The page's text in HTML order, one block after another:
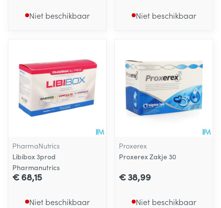
Niet beschikbaar Niet beschikbaar
PharmaNutrics
Libibox 3prod
Pharmanutrics
€ 68,15
Niet beschikbaar
Proxerex
Proxerex Zakje 30
€ 38,99
Niet beschikbaar